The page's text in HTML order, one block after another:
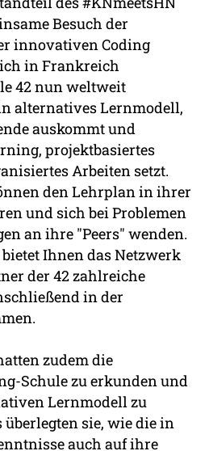
Besuch der
innovativen Coding
in Frankreich
42 nun weltweit
alternatives Lernmodell,
auskommt und
projektbasiertes
Arbeiten setzt.
den Lehrplan in ihrer
und sich bei Problemen
an ihre "Peers" wenden.
Ihnen das Netzwerk
der 42 zahlreiche
in der
zudem die
Schule zu erkunden und
Lernmodell zu
sie, wie die in
auch auf ihre